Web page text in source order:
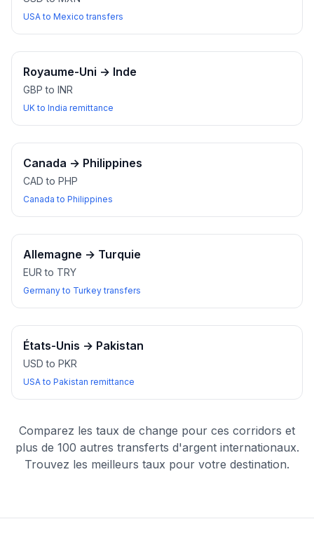
USA to Mexico transfers
Royaume-Uni → Inde
GBP to INR
UK to India remittance
Canada → Philippines
CAD to PHP
Canada to Philippines
Allemagne → Turquie
EUR to TRY
Germany to Turkey transfers
États-Unis → Pakistan
USD to PKR
USA to Pakistan remittance
Comparez les taux de change pour ces corridors et
plus de 100 autres transferts d'argent internationaux.
Trouvez les meilleurs taux pour votre destination.